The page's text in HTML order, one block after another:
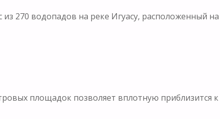
270 водопадов на реке Игуасу, расположенный
площадок позволяет вплотную приблизится